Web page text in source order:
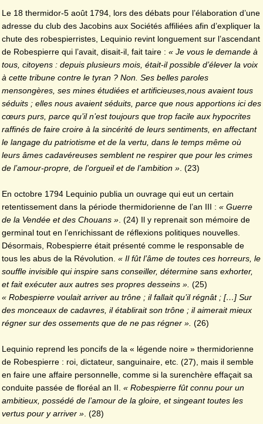
Le 18 thermidor-5 août 1794, lors des débats pour l’élaboration d’une
adresse du club des Jacobins aux Sociétés affiliées afin d’expliquer la
chute des robespierristes, Lequinio revint longuement sur l’ascendant
de Robespierre qui l’avait, disait-il, fait taire : « Je vous le demande à
tous, citoyens : depuis plusieurs mois, était-il possible d’élever la voix
à cette tribune contre le tyran ? Non. Ses belles paroles
mensongères, ses mines étudiées et artificieuses,nous avaient tous
séduits ; elles nous avaient séduits, parce que nous apportions ici des
cœurs purs, parce qu’il n’est toujours que trop facile aux hypocrites
raffinés de faire croire à la sincérité de leurs sentiments, en affectant
le langage du patriotisme et de la vertu, dans le temps même où
leurs âmes cadavéreuses semblent ne respirer que pour les crimes
de l’amour-propre, de l’orgueil et de l’ambition ». (23)
En octobre 1794 Lequinio publia un ouvrage qui eut un certain
retentissement dans la période thermidorienne de l’an III : « Guerre
de la Vendée et des Chouans » . (24) Il y reprenait son mémoire de
germinal tout en l’enrichissant de réflexions politiques nouvelles.
Désormais, Robespierre était présenté comme le responsable de
tous les abus de la Révolution. « Il fût l’âme de toutes ces horreurs, le
souffle invisible qui inspire sans conseiller, détermine sans exhorter,
et fait exécuter aux autres ses propres desseins ». (25)
« Robespierre voulait arriver au trône ; il fallait qu’il régnât ; […] Sur
des monceaux de cadavres, il établirait son trône ; il aimerait mieux
régner sur des ossements que de ne pas régner ». (26)
Lequinio reprend les poncifs de la « légende noire » thermidorienne
de Robespierre : roi, dictateur, sanguinaire, etc. (27), mais il semble
en faire une affaire personnelle, comme si la surenchère effaçait sa
conduite passée de floréal an II. « Robespierre fût connu pour un
ambitieux, possédé de l’amour de la gloire, et singeant toutes les
vertus pour y arriver » . (28)